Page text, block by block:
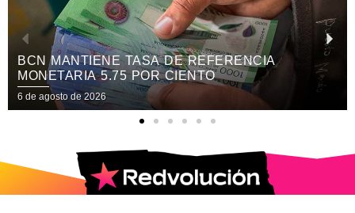
BCN MANTIENE TASA DE REFERENCIA
MONETARIA 5.75 POR CIENTO
6 de agosto de 2026